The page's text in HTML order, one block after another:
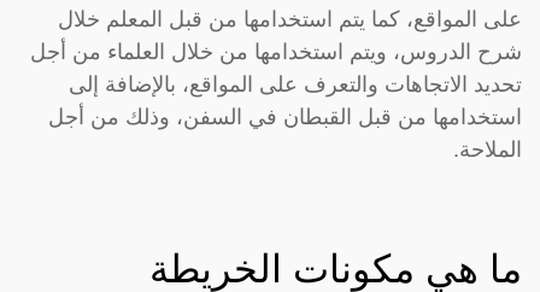
على المواقع، كما يتم استخدامها من قبل المعلم خلال
شرح الدروس، ويتم استخدامها من خلال العلماء من أجل
تحديد الاتجاهات والتعرف على المواقع، بالإضافة إلى
استخدامها من قبل القبطان في السفن، وذلك من أجل
الملاحة.
ما هي مكونات الخريطة